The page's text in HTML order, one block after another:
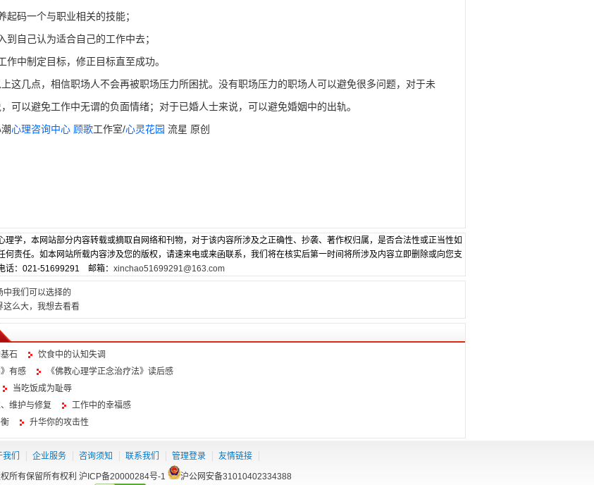
码一个与职业相关的技能；
自己认为适合自己的工作中去；
中制定目标，修正目标直至成功。
几点，相信职场人不会再被职场压力所困扰。没有职场压力的职场人可以避免很多问题，对于未
可以避免工作中无谓的负面情绪；对于已婚人士来说，可以避免婚姻中的出轨。
心理咨询中心 顾歌工作室/心灵花园 流星 原创
理学，本网站部分内容转载或摘取自网络和刊物，对于该内容所涉及之正确性、抄袭、著作权归属，是否合法性或正当性如
何责任。如本网站所载内容涉及您的版权，请速来电或来函联系，我们将在核实后第一时间将所涉及内容立即删除或向您支
话：021-51699291 邮箱： xinchao51699291@163.com
中我们可以选择的
这么大，我想去看看
石
饮食中的认知失调
有感
《佛教心理学正念治疗法》读后感
当吃饭成为耻辱
维护与修复
工作中的幸福感
升华你的攻击性
们 企业服务 咨询须知 联系我们 管理登录 友情链接
所有保留所有权利 沪ICP备20000284号-1 沪公网安备31010402334388